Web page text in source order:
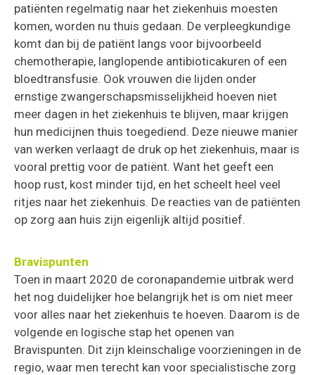
patiënten regelmatig naar het ziekenhuis moesten
komen, worden nu thuis gedaan. De verpleegkundige
komt dan bij de patiënt langs voor bijvoorbeeld
chemotherapie, langlopende antibioticakuren of een
bloedtransfusie. Ook vrouwen die lijden onder
ernstige zwangerschapsmisselijkheid hoeven niet
meer dagen in het ziekenhuis te blijven, maar krijgen
hun medicijnen thuis toegediend. Deze nieuwe manier
van werken verlaagt de druk op het ziekenhuis, maar is
vooral prettig voor de patiënt. Want het geeft een
hoop rust, kost minder tijd, en het scheelt heel veel
ritjes naar het ziekenhuis. De reacties van de patiënten
op zorg aan huis zijn eigenlijk altijd positief.
Bravispunten
Toen in maart 2020 de coronapandemie uitbrak werd
het nog duidelijker hoe belangrijk het is om niet meer
voor alles naar het ziekenhuis te hoeven. Daarom is de
volgende en logische stap het openen van
Bravispunten. Dit zijn kleinschalige voorzieningen in de
regio, waar men terecht kan voor specialistische zorg